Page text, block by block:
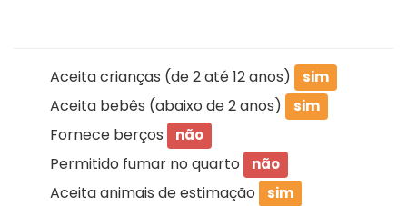
Aceita crianças (de 2 até 12 anos) sim
Aceita bebês (abaixo de 2 anos) sim
Fornece berços não
Permitido fumar no quarto não
Aceita animais de estimação sim